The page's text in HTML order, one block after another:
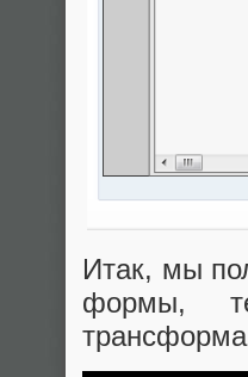
Итак, мы
формы,